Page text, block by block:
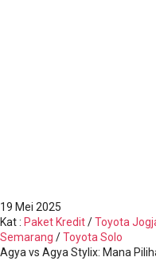
19 Mei 2025
Kat: Paket Kredit/Toyota
Semarang /Toyota Solo
Agya vs Agya Stylix: Mana